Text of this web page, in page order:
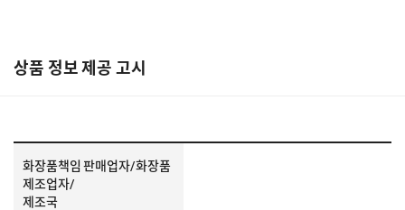
상품 정보 제공 고시
화장품책임 판매업자/화장품
제조업자/
제조국